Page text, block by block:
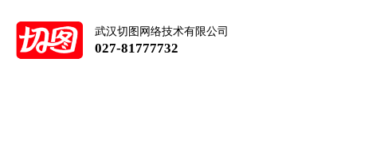
武汉切图网络技术有限公司
027-81777732